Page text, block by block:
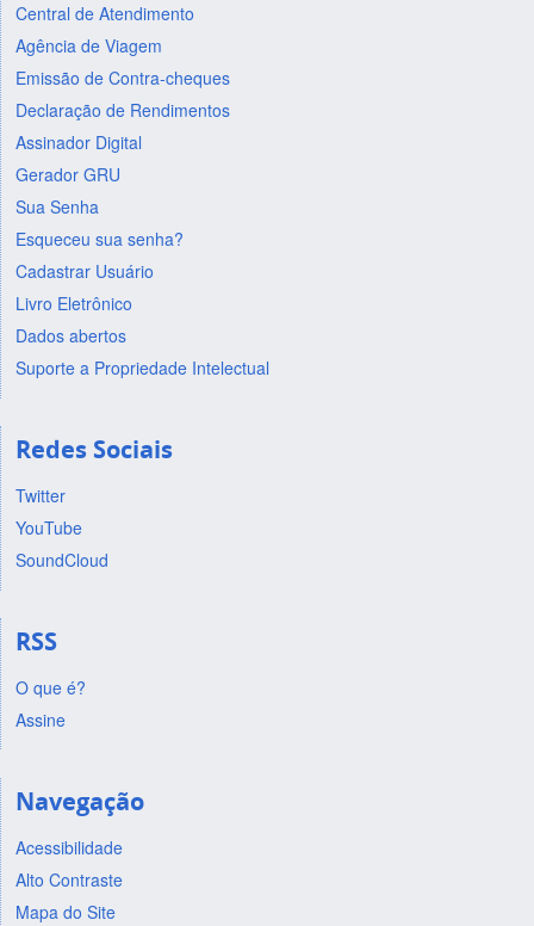
Central de Atendimento
Agência de Viagem
Emissão de Contra-cheques
Declaração de Rendimentos
Assinador Digital
Gerador GRU
Sua Senha
Esqueceu sua senha?
Cadastrar Usuário
Livro Eletrônico
Dados abertos
Suporte a Propriedade Intelectual
Redes Sociais
Twitter
YouTube
SoundCloud
RSS
O que é?
Assine
Navegação
Acessibilidade
Alto Contraste
Mapa do Site